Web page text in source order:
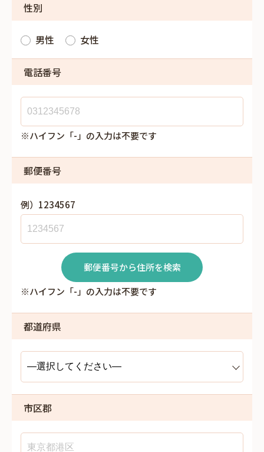
性別
男性 女性
電話番号
※ハイフン「-」の入力は不要です
郵便番号
例）1234567
郵便番号から住所を検索
※ハイフン「-」の入力は不要です
都道府県
市区郡